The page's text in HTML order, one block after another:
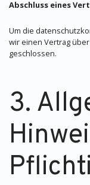
Abschluss eines
Um die
wir einen Vertrag
geschlossen.
3.